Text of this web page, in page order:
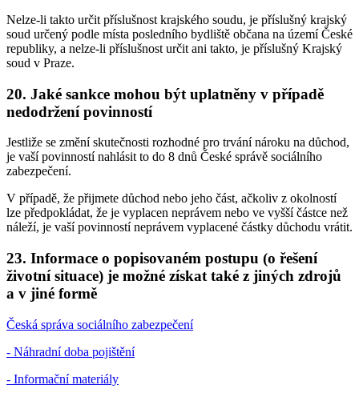
Nelze-li takto určit příslušnost krajského soudu, je příslušný krajský
soud určený podle místa posledního bydliště občana na území České
republiky, a nelze-li příslušnost určit ani takto, je příslušný Krajský
soud v Praze.
20. Jaké sankce mohou být uplatněny v případě
nedodržení povinností
Jestliže se změní skutečnosti rozhodné pro trvání nároku na důchod,
je vaší povinností nahlásit to do 8 dnů České správě sociálního
zabezpečení.
V případě, že přijmete důchod nebo jeho část, ačkoliv z okolností
lze předpokládat, že je vyplacen neprávem nebo ve vyšší částce než
náleží, je vaší povinností neprávem vyplacené částky důchodu vrátit.
23. Informace o popisovaném postupu (o řešení
životní situace) je možné získat také z jiných zdrojů
a v jiné formě
Česká správa sociálního zabezpečení
- Náhradní doba pojištění
- Informační materiály